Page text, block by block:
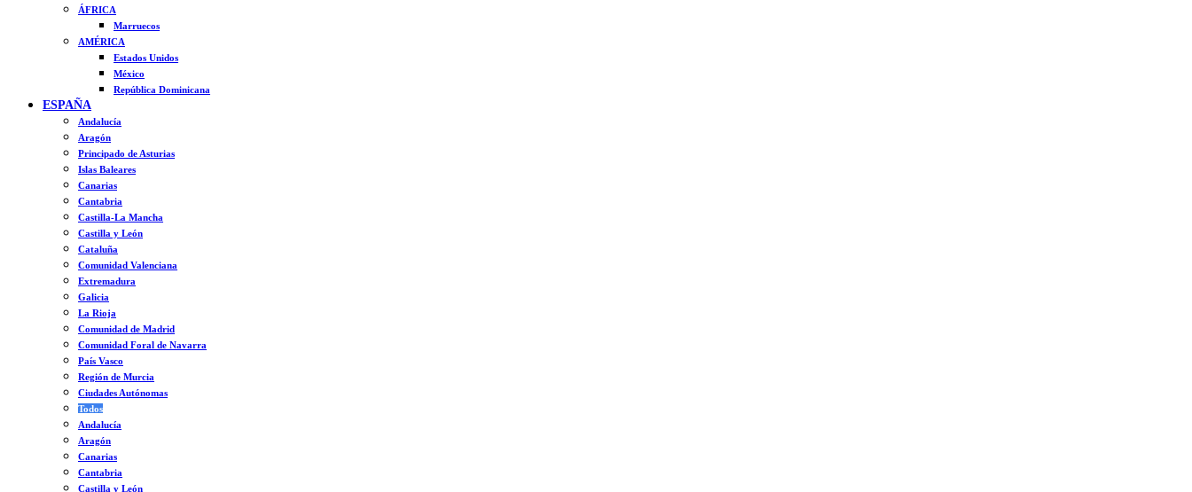
ÁFRICA
Marruecos
AMÉRICA
Estados Unidos
México
República Dominicana
ESPAÑA
Andalucía
Aragón
Principado de Asturias
Islas Baleares
Canarias
Cantabria
Castilla-La Mancha
Castilla y León
Cataluña
Comunidad Valenciana
Extremadura
Galicia
La Rioja
Comunidad de Madrid
Comunidad Foral de Navarra
País Vasco
Región de Murcia
Ciudades Autónomas
Todos
Andalucía
Aragón
Canarias
Cantabria
Castilla y León